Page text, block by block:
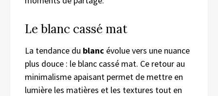
Le blanc cassé mat
La tendance du blanc évolue vers une nuance
plus douce : le blanc cassé mat. Ce retour au
minimalisme apaisant permet de mettre en
lumière les matières et les textures tout en